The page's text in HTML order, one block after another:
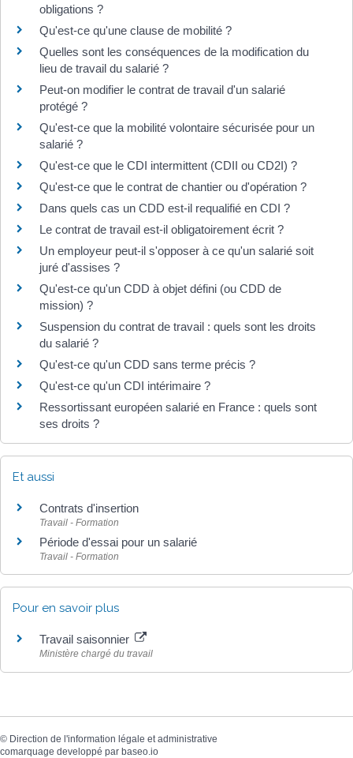
obligations ?
Qu'est-ce qu'une clause de mobilité ?
Quelles sont les conséquences de la modification du
lieu de travail du salarié ?
Peut-on modifier le contrat de travail d'un salarié
protégé ?
Qu'est-ce que la mobilité volontaire sécurisée pour un
salarié ?
Qu'est-ce que le CDI intermittent (CDII ou CD2I) ?
Qu'est-ce que le contrat de chantier ou d'opération ?
Dans quels cas un CDD est-il requalifié en CDI ?
Le contrat de travail est-il obligatoirement écrit ?
Un employeur peut-il s'opposer à ce qu'un salarié soit
juré d'assises ?
Qu'est-ce qu'un CDD à objet défini (ou CDD de
mission) ?
Suspension du contrat de travail : quels sont les droits
du salarié ?
Qu'est-ce qu'un CDD sans terme précis ?
Qu'est-ce qu'un CDI intérimaire ?
Ressortissant européen salarié en France : quels sont
ses droits ?
Et aussi
Contrats d'insertion
Travail - Formation
Période d'essai pour un salarié
Travail - Formation
Pour en savoir plus
Travail saisonnier
Ministère chargé du travail
© Direction de l'information légale et administrative
comarquage developpé par baseo.io